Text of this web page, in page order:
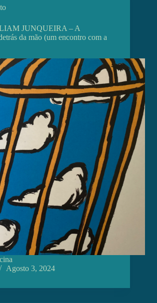
JUNQUEIRA – A
da mão (um encontro com a
Agosto 3, 2024